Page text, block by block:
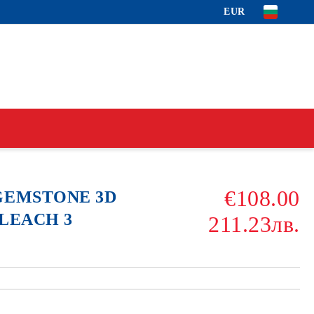
EUR
3D
3
€108.00
211.23лв.